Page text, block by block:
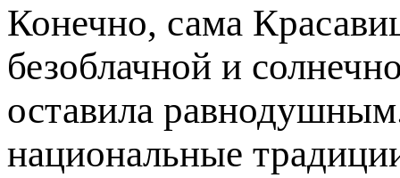
Конечно, сама
безоблачной и
оставила
национальные